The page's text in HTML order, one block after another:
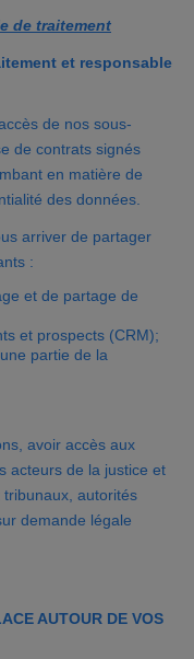
de traitement
et responsable
de nos sous-
de contrats signés
en matière de
des données.
arriver de partager
:
et de partage de
et prospects (CRM);
partie de la
avoir accès aux
acteurs de la justice et
autorités
demande légale
AUTOUR DE VOS